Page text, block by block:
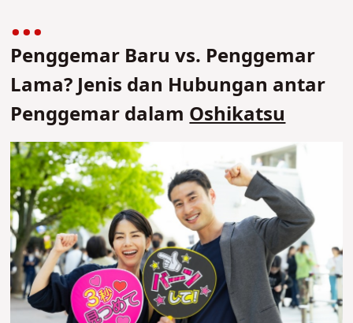
Penggemar Baru vs. Penggemar
Lama? Jenis dan Hubungan antar
Penggemar dalamOshikatsu